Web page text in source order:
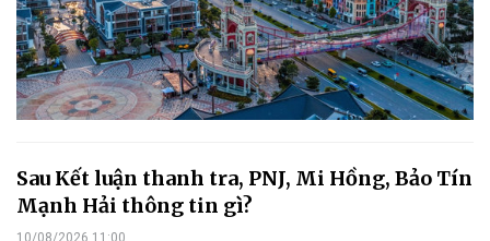
Sau Kết luận thanh tra, PNJ, Mi Hồng, Bảo Tín
Mạnh Hải thông tin gì?
10/08/2026 11:00